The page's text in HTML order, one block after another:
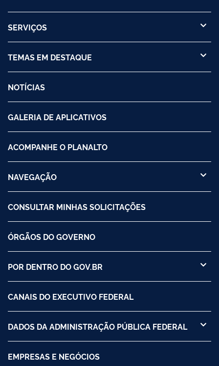
SERVIÇOS
TEMAS EM DESTAQUE
NOTÍCIAS
GALERIA DE APLICATIVOS
ACOMPANHE O PLANALTO
NAVEGAÇÃO
CONSULTAR MINHAS SOLICITAÇÕES
ÓRGÃOS DO GOVERNO
POR DENTRO DO GOV.BR
CANAIS DO EXECUTIVO FEDERAL
DADOS DA ADMINISTRAÇÃO PÚBLICA FEDERAL
EMPRESAS E NEGÓCIOS